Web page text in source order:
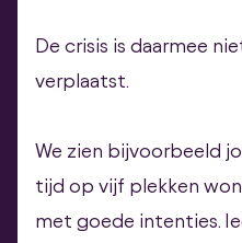
De crisis is daarmee
verplaatst.
We zien bijvoorbeeld
tijd op vijf plekken
met goede intenties.